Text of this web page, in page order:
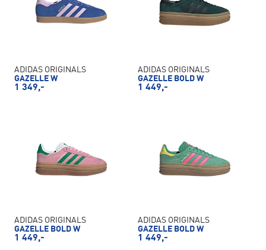
ADIDAS ORIGINALS
GAZELLE W
1 349,-
ADIDAS ORIGINALS
GAZELLE BOLD W
1 449,-
ADIDAS ORIGINALS
GAZELLE BOLD W
1 449,-
ADIDAS ORIGINALS
GAZELLE BOLD W
1 449,-